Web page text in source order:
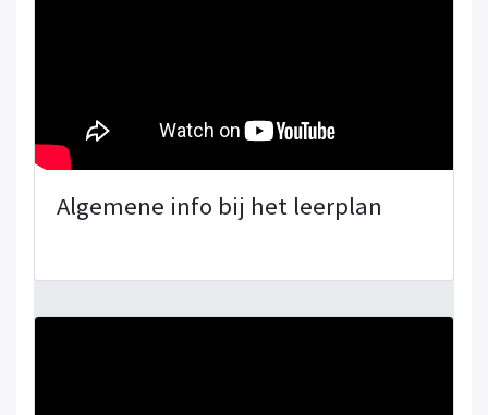
Algemene info bij het leerplan